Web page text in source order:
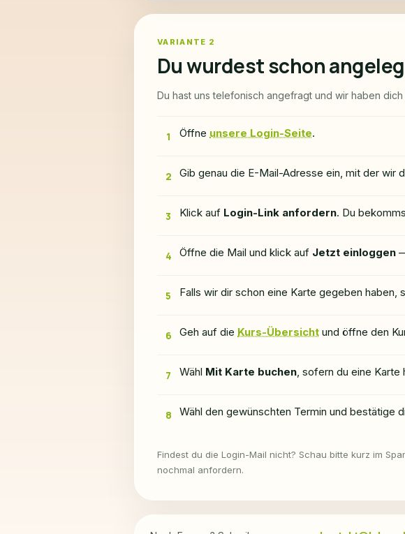
VARIANTE 2
Du wurdest schon
Du hast uns telefonisch angefragt und wir haben
1 Öffne unsere Login-Seite.
2 Gib genau die E-Mail-Adresse ein, mit der wir
3 Klick auf Login-Link anfordern. Du
4 Öffne die Mail und klick auf Jetzt einloggen
5 Falls wir dir schon eine Karte gegeben haben,
6 Geh auf die Kurs-Übersicht und öffne den
7 Wähl Mit Karte buchen, sofern du eine
8 Wähl den gewünschten Termin und bestätige
Findest du die Login-Mail nicht? Schau bitte kurz im
nochmal anfordern.